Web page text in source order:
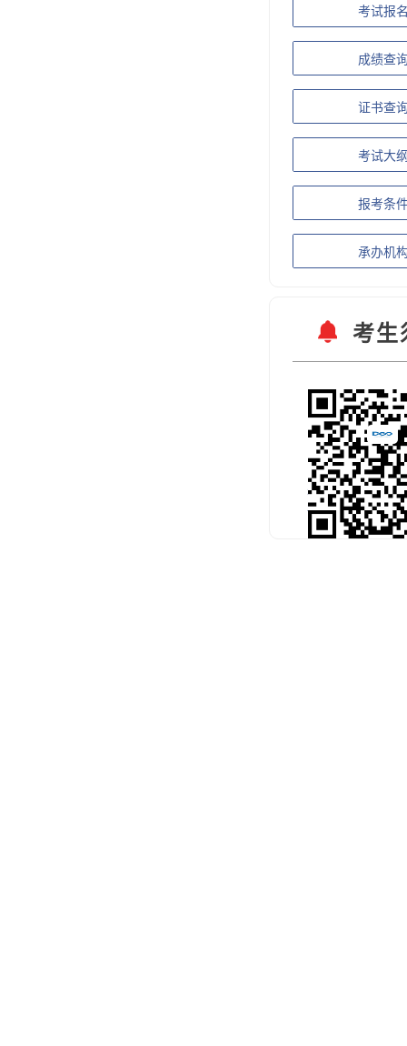
考试报
成绩查
证书查
考试大
报考条
承办机
考生
扫码关注官
预约考试